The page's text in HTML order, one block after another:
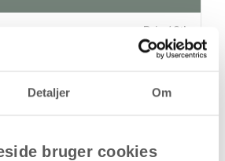
Detaljer Om
bruger cookies
Pris / Stk
134,94 kr.
134,94